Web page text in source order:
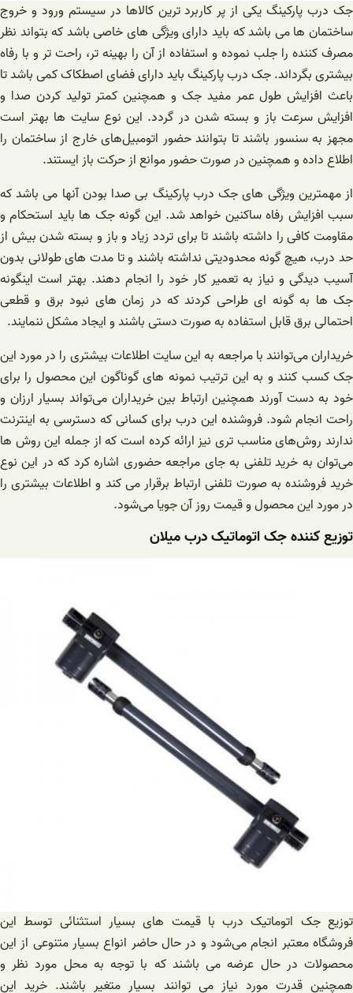
جک درب پارکینگ یکی از پر کاربرد ترین کالاها در سیستم ورود و خروج
ساختمان ها می باشد که باید دارای ویژگی های خاصی باشد که بتواند نظر
مصرف کننده را جلب نموده و استفاده از آن را بهینه تر، راحت تر و با رفاه
بیشتری بگرداند. جک درب پارکینگ باید دارای فضای اصطکاک کمی باشد تا
باعث افزایش طول عمر مفید جک و همچنین کمتر تولید کردن صدا و
افزایش سرعت باز و بسته شدن در گردد. این نوع سایت ها بهتر است
مجهز به سنسور باشند تا بتوانند حضور اتومبیل‌های خارج از ساختمان را
اطلاع داده و همچنین در صورت حضور موانع از حرکت باز ایستند.
از مهمترین ویژگی های جک درب پارکینگ بی صدا بودن آنها می باشد که
سبب افزایش رفاه ساکنین خواهد شد. این گونه جک ها باید استحکام و
مقاومت کافی را داشته باشند تا برای تردد زیاد و باز و بسته شدن بیش از
حد درب، هیچ گونه محدودیتی نداشته باشند و تا مدت های طولانی بدون
آسیب دیدگی و نیاز به تعمیر کار خود را انجام دهند. بهتر است اینگونه
جک ها به گونه ای طراحی کردند که در زمان های نبود برق و قطعی
احتمالی برق قابل استفاده به صورت دستی باشند و ایجاد مشکل ننمایند.
خریداران می‌توانند با مراجعه به این سایت اطلاعات بیشتری را در مورد این
جک کسب کنند و به این ترتیب نمونه های گوناگون این محصول را برای
خود به دست آورند همچنین ارتباط بین خریداران می‌تواند بسیار ارزان و
راحت انجام شود. فروشنده این درب برای کسانی که دسترسی به اینترنت
ندارند روش‌های مناسب تری نیز ارائه کرده است که از جمله این روش ها
می‌توان به خرید تلفنی به جای مراجعه حضوری اشاره کرد که در این نوع
خرید فروشنده به صورت تلفنی ارتباط برقرار می کند و اطلاعات بیشتری را
در مورد این محصول و قیمت روز آن جویا می‌شود.
توزیع کننده جک اتوماتیک درب میلان
توزیع جک اتوماتیک درب با قیمت های بسیار استثنائی توسط این
فروشگاه معتبر انجام می‌شود و در حال حاضر انواع بسیار متنوعی از این
محصولات در حال عرضه می باشند که با توجه به محل مورد نظر و
همچنین قدرت مورد نیاز می توانند بسیار متغیر باشند. خرید این